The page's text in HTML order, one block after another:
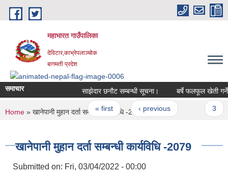
Skip to main content
महाभारत गाउँपालिका
देविटार,काभ्रेपलाञ्चोक
बागमती प्रदेश
समाचार साझेदार छनौट सम्बन्धी सूचना। बर्षे फलफूल खेती गर्ने
Pages
« first ‹ previous
You are here
Home » खानेपानी मुहान दर्ता सम्बन्धी कार्यविधि -2079
खानेपानी मुहान दर्ता सम्बन्धी कार्यविधि -2079
Submitted on: Fri, 03/04/2022 - 00:00